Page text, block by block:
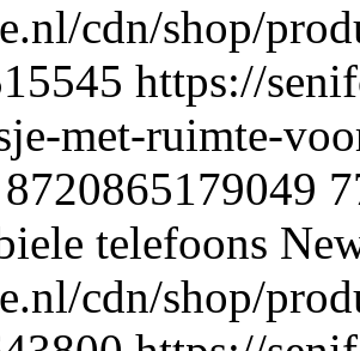
cdn/shop/
https://
met-ruimte-
8720865179049
telefoons
cdn/shop/